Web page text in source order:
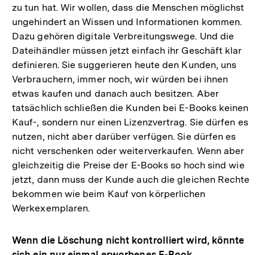
zu tun hat. Wir wollen, dass die Menschen möglichst
ungehindert an Wissen und Informationen kommen.
Dazu gehören digitale Verbreitungswege. Und die
Dateihändler müssen jetzt einfach ihr Geschäft klar
definieren. Sie suggerieren heute den Kunden, uns
Verbrauchern, immer noch, wir würden bei ihnen
etwas kaufen und danach auch besitzen. Aber
tatsächlich schließen die Kunden bei E-Books keinen
Kauf-, sondern nur einen Lizenzvertrag. Sie dürfen es
nutzen, nicht aber darüber verfügen. Sie dürfen es
nicht verschenken oder weiterverkaufen. Wenn aber
gleichzeitig die Preise der E-Books so hoch sind wie
jetzt, dann muss der Kunde auch die gleichen Rechte
bekommen wie beim Kauf von körperlichen
Werkexemplaren.
Wenn die Löschung nicht kontrolliert wird, könnte